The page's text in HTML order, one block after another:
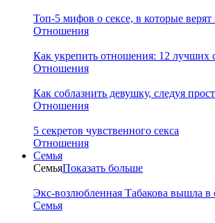
Топ-5 мифов о сексе, в которые верят
Отношения
Как укрепить отношения: 12 лучших
Отношения
Как соблазнить девушку, следуя
Отношения
5 секретов чувственного секса
Отношения
Семья
СемьяПоказать больше
Экс-возлюбленная Табакова вышла в
Семья